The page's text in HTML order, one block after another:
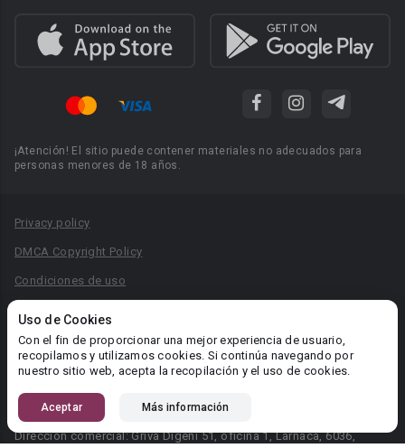
Uso de Cookies
Con el fin de proporcionar una mejor experiencia de usuario,
recopilamos y utilizamos cookies. Si continúa navegando por
nuestro sitio web, acepta la recopilación y el uso de cookies.
Aceptar Más información
¡Atención! El sitio puede contener materiales no adecuados para
personas menores de 18 años.
Privacy policy
DMCA Copyright Policy
Condiciones de uso
Reglas para la publicación de libros
Área RR.PP.: pr@booknet.com
© 2026 Booknet. Todos los derechos reservados.
Dirección comercial: Griva Digeni 51, oficina 1, Larnaca, 6036,